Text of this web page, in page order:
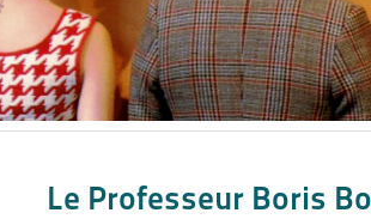
Le Professeur Boris